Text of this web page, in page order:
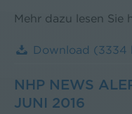
Mehr dazu lesen Sie
Download (3334
NHP NEWS
JUNI 2016